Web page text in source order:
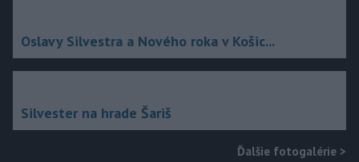
Oslavy Silvestra a Nového roka v Košic...
Silvester na hrade Šariš
Ďalšie fotogalérie >